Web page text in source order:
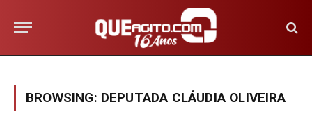
BROWSING: DEPUTADA CLÁUDIA OLIVEIRA